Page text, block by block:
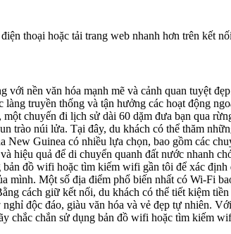
thoại hoặc tải trang web nhanh hơn trên kết
nền văn hóa mạnh mẽ và cảnh quan tuyệt
làng truyền thống và tận hưởng các hoạt
chuyến đi lịch sử dài 60 dặm đưa bạn qua
trào núi lửa. Tại đây, du khách có thể thăm
Guinea có nhiều lựa chọn, bao gồm các
hiệu quả để di chuyển quanh đất nước nhanh
đồ wifi hoặc tìm kiếm wifi gần tôi để xác
Một số địa điểm phổ biến nhất có Wi-Fi
cách giữ kết nối, du khách có thể tiết kiệm
độc đáo, giàu văn hóa và vẻ đẹp tự nhiên.
chắn sử dụng bản đồ wifi hoặc tìm kiếm